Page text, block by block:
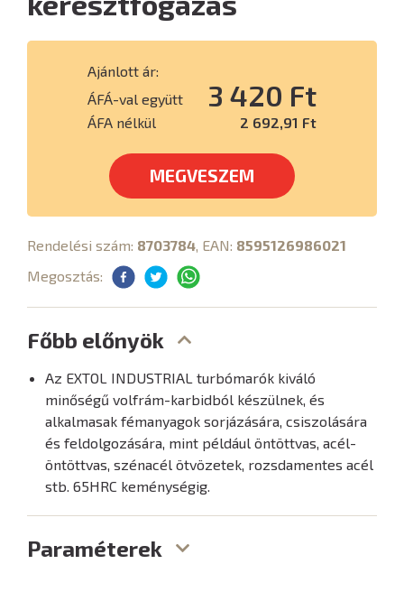
Ajánlott ár:
ÁFÁ-val együtt
3 420 Ft
ÁFA nélkül 2 692,91 Ft
MEGVESZEM
Rendelési szám: 8703784, EAN: 8595126986021
Megosztás:
Főbb előnyök
Az EXTOL INDUSTRIAL turbómarók kiváló
minőségű volfrám-karbidból készülnek, és
alkalmasak fémanyagok sorjázására, csiszolására
és feldolgozására, mint például öntöttvas, acél-
öntöttvas, szénacél ötvözetek, rozsdamentes acél
stb. 65HRC keménységig.
Paraméterek